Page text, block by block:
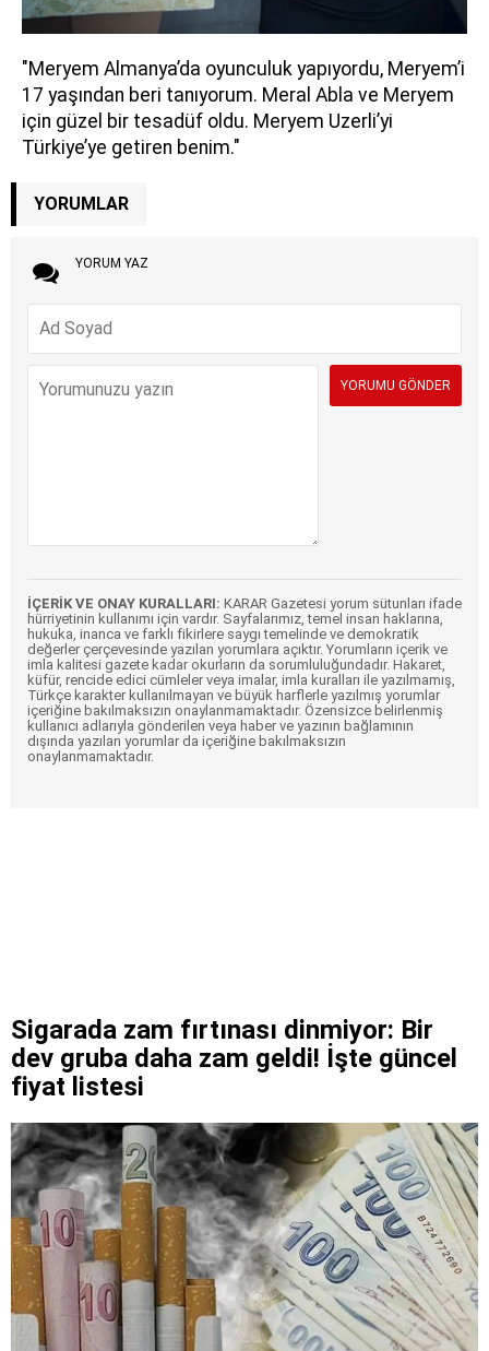
"Meryem Almanya’da oyunculuk yapıyordu, Meryem’i
17 yaşından beri tanıyorum. Meral Abla ve Meryem
için güzel bir tesadüf oldu. Meryem Uzerli’yi
Türkiye’ye getiren benim."
YORUMLAR
YORUM YAZ
İÇERİK VE ONAY KURALLARI: KARAR Gazetesi yorum sütunları ifade
hürriyetinin kullanımı için vardır. Sayfalarımız, temel insan haklarına,
hukuka, inanca ve farklı fikirlere saygı temelinde ve demokratik
değerler çerçevesinde yazılan yorumlara açıktır. Yorumların içerik ve
imla kalitesi gazete kadar okurların da sorumluluğundadır. Hakaret,
küfür, rencide edici cümleler veya imalar, imla kuralları ile yazılmamış,
Türkçe karakter kullanılmayan ve büyük harflerle yazılmış yorumlar
içeriğine bakılmaksızın onaylanmamaktadır. Özensizce belirlenmiş
kullanıcı adlarıyla gönderilen veya haber ve yazının bağlamının
dışında yazılan yorumlar da içeriğine bakılmaksızın
onaylanmamaktadır.
Sigarada zam fırtınası dinmiyor: Bir
dev gruba daha zam geldi! İşte güncel
fiyat listesi